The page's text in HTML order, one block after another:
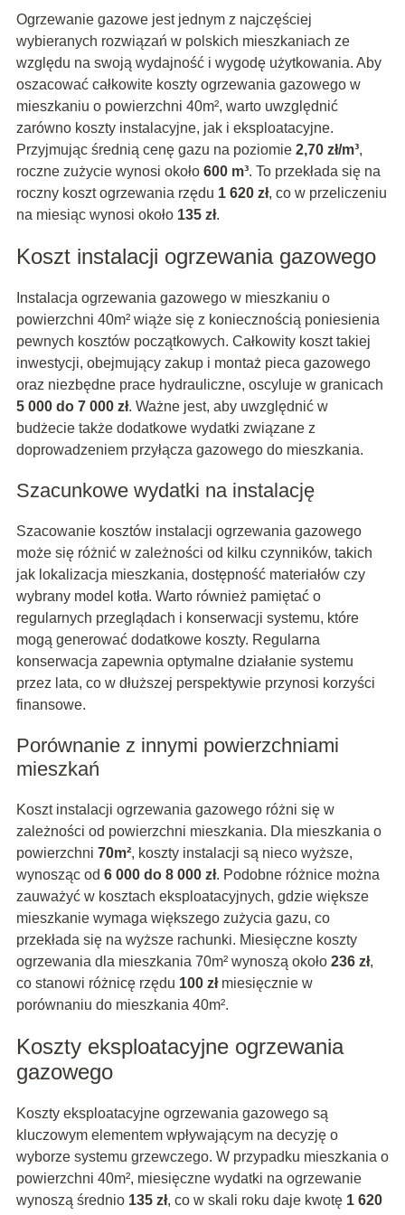
Ogrzewanie gazowe jest jednym z najczęściej
wybieranych rozwiązań w polskich mieszkaniach ze
względu na swoją wydajność i wygodę użytkowania. Aby
oszacować całkowite koszty ogrzewania gazowego w
mieszkaniu o powierzchni 40m², warto uwzględnić
zarówno koszty instalacyjne, jak i eksploatacyjne.
Przyjmując średnią cenę gazu na poziomie 2,70 zł/m³,
roczne zużycie wynosi około 600 m³. To przekłada się na
roczny koszt ogrzewania rzędu 1 620 zł, co w przeliczeniu
na miesiąc wynosi około 135 zł.
Koszt instalacji ogrzewania gazowego
Instalacja ogrzewania gazowego w mieszkaniu o
powierzchni 40m² wiąże się z koniecznością poniesienia
pewnych kosztów początkowych. Całkowity koszt takiej
inwestycji, obejmujący zakup i montaż pieca gazowego
oraz niezbędne prace hydrauliczne, oscyluje w granicach
5 000 do 7 000 zł. Ważne jest, aby uwzględnić w
budżecie także dodatkowe wydatki związane z
doprowadzeniem przyłącza gazowego do mieszkania.
Szacunkowe wydatki na instalację
Szacowanie kosztów instalacji ogrzewania gazowego
może się różnić w zależności od kilku czynników, takich
jak lokalizacja mieszkania, dostępność materiałów czy
wybrany model kotła. Warto również pamiętać o
regularnych przeglądach i konserwacji systemu, które
mogą generować dodatkowe koszty. Regularna
konserwacja zapewnia optymalne działanie systemu
przez lata, co w dłuższej perspektywie przynosi korzyści
finansowe.
Porównanie z innymi powierzchniami
mieszkań
Koszt instalacji ogrzewania gazowego różni się w
zależności od powierzchni mieszkania. Dla mieszkania o
powierzchni 70m², koszty instalacji są nieco wyższe,
wynosząc od 6 000 do 8 000 zł. Podobne różnice można
zauważyć w kosztach eksploatacyjnych, gdzie większe
mieszkanie wymaga większego zużycia gazu, co
przekłada się na wyższe rachunki. Miesięczne koszty
ogrzewania dla mieszkania 70m² wynoszą około 236 zł,
co stanowi różnicę rzędu 100 złmiesięcznie w
porównaniu do mieszkania 40m².
Koszty eksploatacyjne ogrzewania
gazowego
Koszty eksploatacyjne ogrzewania gazowego są
kluczowym elementem wpływającym na decyzję o
wyborze systemu grzewczego. W przypadku mieszkania o
powierzchni 40m², miesięczne wydatki na ogrzewanie
wynoszą średnio 135 zł, co w skali roku daje kwotę 1 620